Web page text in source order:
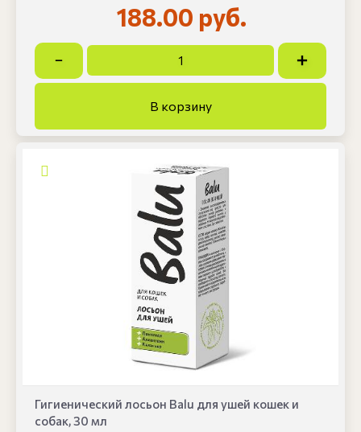
188.00 руб.
Гигиенический лосьон Balu для ушей кошек и
собак, 30 мл